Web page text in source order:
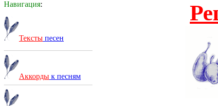
Навигация:
Тексты песен
Аккорды к песням